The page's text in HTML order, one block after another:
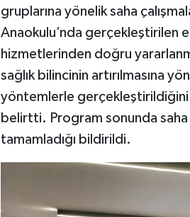
gruplarına yönelik saha
Anaokulu’nda gerçekleştirilen
hizmetlerinden doğru
sağlık bilincinin artırılmasına
yöntemlerle gerçekleştirildiğini
belirtti. Program sonunda saha
tamamladığı bildirildi.